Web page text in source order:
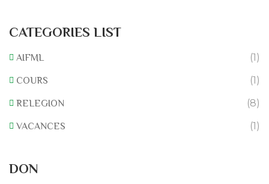
CATEGORIES LIST
AIFML (1)
COURS (1)
RELEGION (8)
VACANCES (1)
DON
0% of